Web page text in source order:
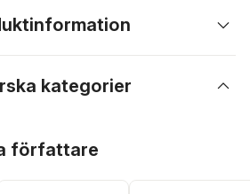
kategorier
författare